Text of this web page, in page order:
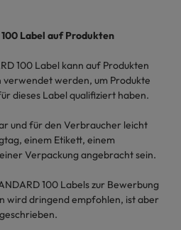
Label auf Produkten
100 Label kann auf Produkten
werden, um Produkte
dieses Label qualifiziert haben.
und für den Verbraucher leicht
einem Etikett, einem
Verpackung angebracht sein.
100 Labels zur Bewerbung
wird dringend empfohlen, ist aber